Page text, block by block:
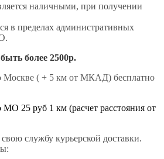
наличными, при получении
в пределах административных
более 2500р.
Москве ( + 5 км от МКАД) бесплатно
МО 25 руб 1 км (расчет расстояния от
службу курьерской доставки.